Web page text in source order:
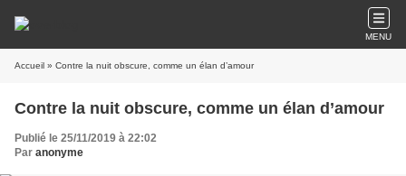
MENU
Accueil » Contre la nuit obscure, comme un élan d’amour
Contre la nuit obscure, comme un élan d’amour
Publié le 25/11/2019 à 22:02
Par anonyme